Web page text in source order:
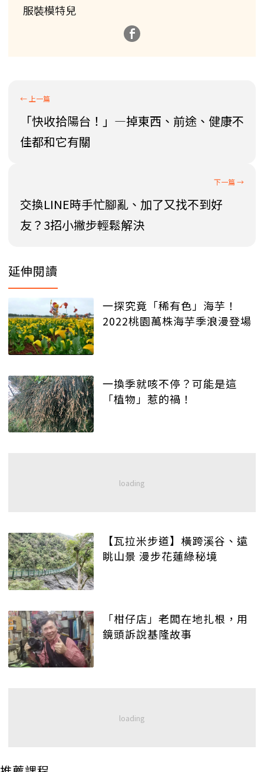
服裝模特兒
「快收拾陽台！」—掉東西、前途、健康不
佳都和它有關
交換LINE時手忙腳亂、加了又找不到好
友？3招小撇步輕鬆解決
延伸閱讀
一探究竟「稀有色」海芋！
2022桃園萬株海芋季浪漫登場
一換季就咳不停？可能是這
「植物」惹的禍！
【瓦拉米步道】橫跨溪谷、遠
眺山景 漫步花蓮綠秘境
「柑仔店」老闆在地扎根，用
鏡頭訴說基隆故事